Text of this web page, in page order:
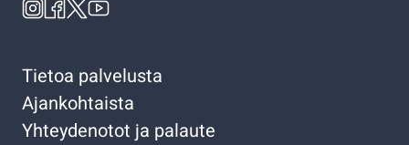
Tietoa palvelusta
Ajankohtaista
Yhteydenotot ja palaute